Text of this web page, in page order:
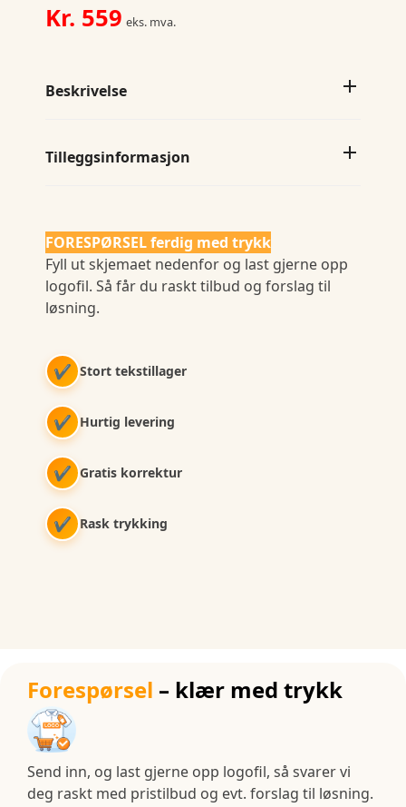
Kr. 559 eks. mva.
Beskrivelse
Tilleggsinformasjon
FORESPØRSEL ferdig med trykk
Fyll ut skjemaet nedenfor og last gjerne opp
logofil. Så får du raskt tilbud og forslag til
løsning.
✔ Stort tekstillager
✔ Hurtig levering
✔ Gratis korrektur
✔ Rask trykking
Forespørsel – klær med trykk
Send inn, og last gjerne opp logofil, så svarer vi
deg raskt med pristilbud og evt. forslag til løsning.